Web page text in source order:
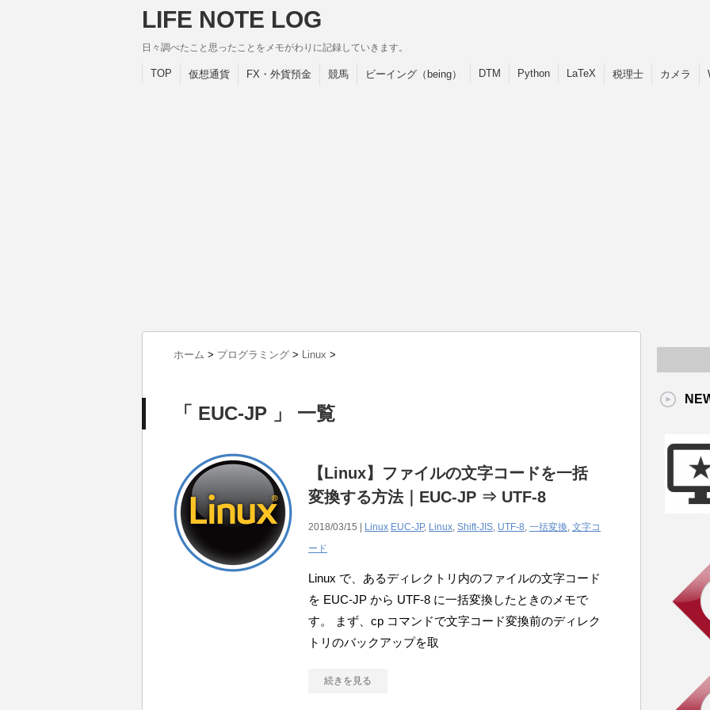
LIFE NOTE LOG
日々調べたこと思ったことをメモがわりに記録していきます。
TOP 仮想通貨 FX・外貨預金 競馬 ビーイング（being） DTM Python LaTeX 税理士 カメラ
ホーム > プログラミング > Linux >
「 EUC-JP 」 一覧
【Linux】ファイルの文字コードを一括
変換する方法｜EUC-JP ⇒ UTF-8
2018/03/15 | Linux EUC-JP, Linux, Shift-JIS, UTF-8, 一括変換, 文字コ
ード
Linux で、あるディレクトリ内のファイルの文字コード
を EUC-JP から UTF-8 に一括変換したときのメモで
す。 まず、cp コマンドで文字コード変換前のディレク
トリのバックアップを取
続きを見る